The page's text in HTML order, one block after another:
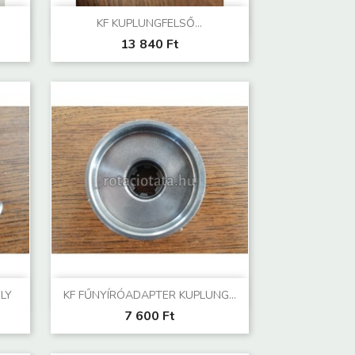
KF KUPLUNGFELSŐ...
13 840 Ft
Előnézet
KF FŰNYÍRÓADAPTER KUPLUNG...
7 600 Ft
Előnézet